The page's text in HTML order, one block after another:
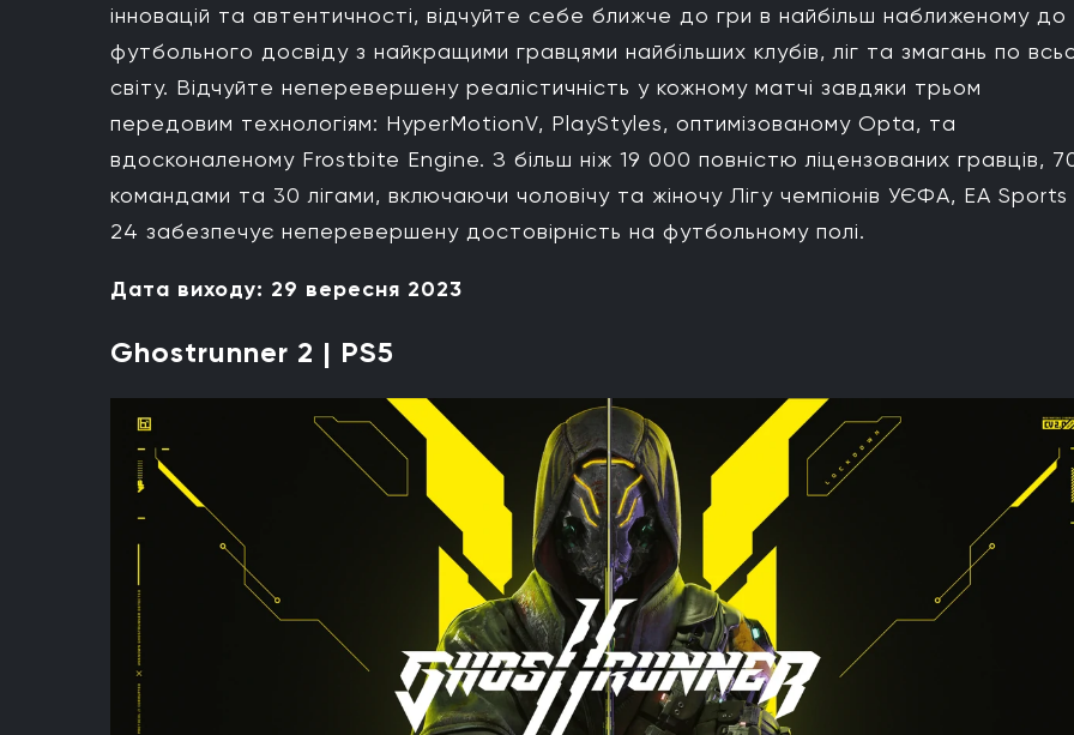
інновацій та автентичності, відчуйте себе ближче до гри в найбільш наближеному до
футбольного досвіду з найкращими гравцями найбільших клубів, ліг та змагань по
світу. Відчуйте неперевершену реалістичність у кожному матчі завдяки трьом
передовим технологіям: HyperMotionV, PlayStyles, оптимізованому Opta, та
вдосконаленому Frostbite Engine. З більш ніж 19 000 повністю ліцензованих гравців,
командами та 30 лігами, включаючи чоловічу та жіночу Лігу чемпіонів УЄФА, EA Sports
24 забезпечує неперевершену достовірність на футбольному полі.
Дата виходу: 29 вересня 2023
Ghostrunner 2 | PS5